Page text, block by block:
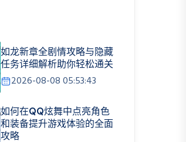
如龙新章全剧情攻略与隐藏
任务详细解析助你轻松通关
2026-08-08 05:53:43
如何在QQ炫舞中点亮角色
和装备提升游戏体验的全面
攻略